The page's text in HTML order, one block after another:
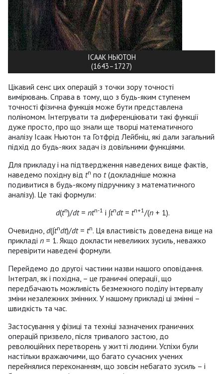
ІСААК НЬЮТОН
(1643–1727)
Цікавий сенс цих операцій з точки зору точності
вимірювань. Справа в тому, що з будь-яким ступенем
точності фізична функція може бути представлена
поліномом. Інтегрувати та диференціювати такі функції
дуже просто, про що знали ще творці математичного
аналізу Ісаак Ньютон та Готфрід Лейбніц, які дали загальний
підхід до будь-яких задач із довільними функціями.
Для прикладу і на підтвердження наведених вище фактів,
наведемо похідну від tn по t(докладніше можна
подивитися в будь-якому підручнику з математичного
аналізу). Це такі формули:
d(tn)/dt= ntn-1 і ∫tndt= tn+1 /(n+ 1).
Очевидно, d(∫tndt)/dt= tn. Ця властивість доведена вище на
прикладі n = 1. Якщо докласти невеликих зусиль, неважко
перевірити наведені формули.
Перейдемо до другої частини назви нашого оповідання.
Інтеграл, як і похідна, – це граничні операції, що
передбачають можливість безмежного поділу інтервалу
зміни незалежних змінних. У нашому прикладі ці змінні –
швидкість та час.
Застосування у фізиці та техніці зазначених граничних
операцій призвело, після тривалого застою, до
революційних перетворень у житті людини. Успіхи були
настільки вражаючими, що багато сучасних учених
перейнялися переконанням, що зовсім небагато зусиль – і